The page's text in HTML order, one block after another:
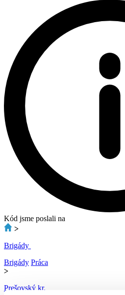
Kód jsme poslali na
>
Brigády
Brigády Práca
>
Prešovský kr.